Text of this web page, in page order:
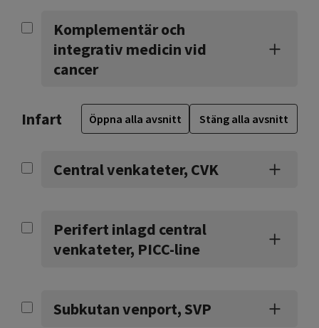
Komplementär och
integrativ medicin vid
cancer
Infart Öppna alla avsnitt Stäng alla avsnitt
Central venkateter, CVK
Perifert inlagd central
venkateter, PICC-line
Subkutan venport, SVP